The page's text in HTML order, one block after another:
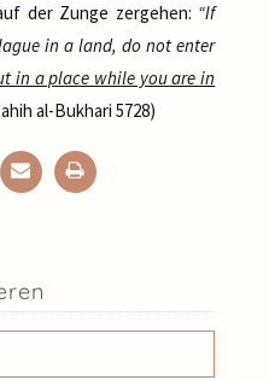
der Zunge zergehen: “If
in a land, do not enter
in a place while you are in
al-Bukhari 5728)